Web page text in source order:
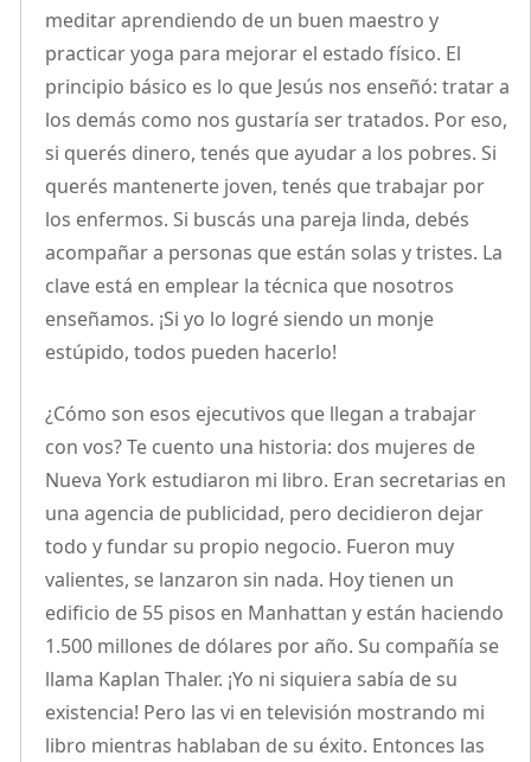
meditar aprendiendo de un buen maestro y
practicar yoga para mejorar el estado físico. El
principio básico es lo que Jesús nos enseñó: tratar a
los demás como nos gustaría ser tratados. Por eso,
si querés dinero, tenés que ayudar a los pobres. Si
querés mantenerte joven, tenés que trabajar por
los enfermos. Si buscás una pareja linda, debés
acompañar a personas que están solas y tristes. La
clave está en emplear la técnica que nosotros
enseñamos. ¡Si yo lo logré siendo un monje
estúpido, todos pueden hacerlo!
¿Cómo son esos ejecutivos que llegan a trabajar
con vos? Te cuento una historia: dos mujeres de
Nueva York estudiaron mi libro. Eran secretarias en
una agencia de publicidad, pero decidieron dejar
todo y fundar su propio negocio. Fueron muy
valientes, se lanzaron sin nada. Hoy tienen un
edificio de 55 pisos en Manhattan y están haciendo
1.500 millones de dólares por año. Su compañía se
llama Kaplan Thaler. ¡Yo ni siquiera sabía de su
existencia! Pero las vi en televisión mostrando mi
libro mientras hablaban de su éxito. Entonces las